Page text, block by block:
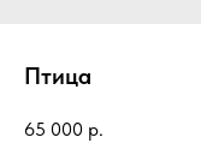
Птица
65 000 р.